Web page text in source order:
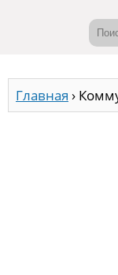
Главная ›